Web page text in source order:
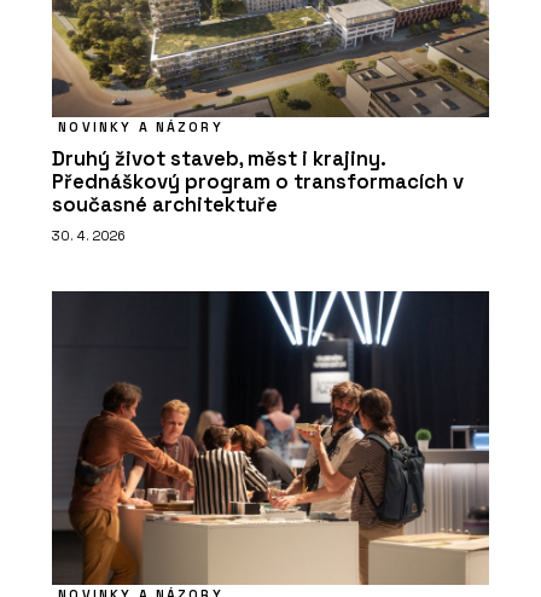
NOVINKY A NÁZORY
Druhý život staveb, měst i krajiny.
Přednáškový program o transformacích v
současné architektuře
30. 4. 2026